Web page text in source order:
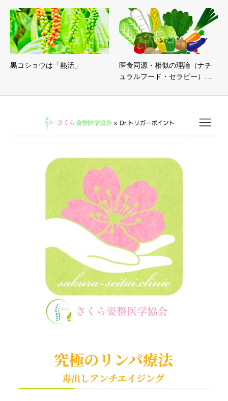
黒コショウは「熱活」
医食同源・相似の理論（ナチ
ュラルフード・セラピー）…